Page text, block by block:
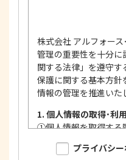
株式会社 アルフォー
管理の重要性を十分
関する法律」を遵守
保護に関する基本方
情報の管理を推進いた
1. 個人情報の取得･利
①個人情報を取得す
限り明確に特定し
おいて適法かつ公
プライバシー